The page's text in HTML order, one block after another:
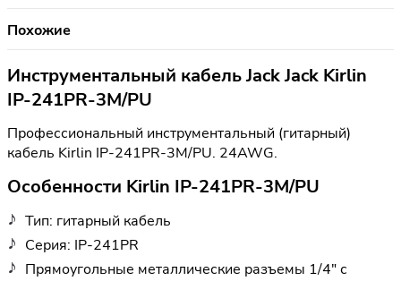
Похожие
Инструментальный кабель Jack Jack Kirlin
IP-241PR-3M/PU
Профессиональный инструментальный (гитарный)
кабель Kirlin IP-241PR-3M/PU. 24AWG.
Особенности Kirlin IP-241PR-3M/PU
Тип: гитарный кабель
Серия: IP-241PR
Прямоугольные металлические разъемы 1/4" с